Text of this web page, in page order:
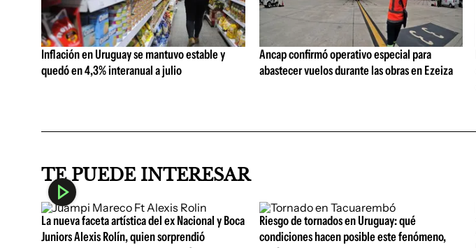
Inflación en Uruguay se mantuvo estable y
quedó en 4,3% interanual a julio
Ancap confirmó operativo especial para
abastecer vuelos durante las obras en Ezeiza
TE PUEDE INTERESAR
La nueva faceta artística del ex Nacional y Boca
Juniors Alexis Rolín, quien sorprendió
Riesgo de tornados en Uruguay: qué
condiciones hacen posible este fenómeno,